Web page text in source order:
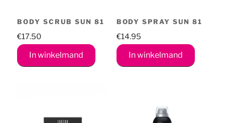
BODY SCRUB SUN 81
€17.50
In winkelmand
BODY SPRAY SUN 81
€14.95
In winkelmand